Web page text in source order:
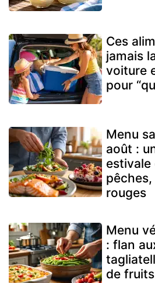
Ces
jamais
voiture
pour
Menu
août :
estivale
rouges
Menu
: flan
de